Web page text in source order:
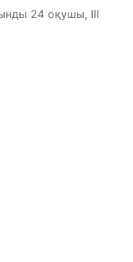
24 оқушы, III